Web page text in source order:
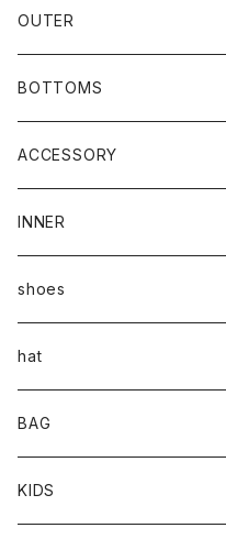
OUTER
BOTTOMS
ACCESSORY
INNER
shoes
hat
BAG
KIDS